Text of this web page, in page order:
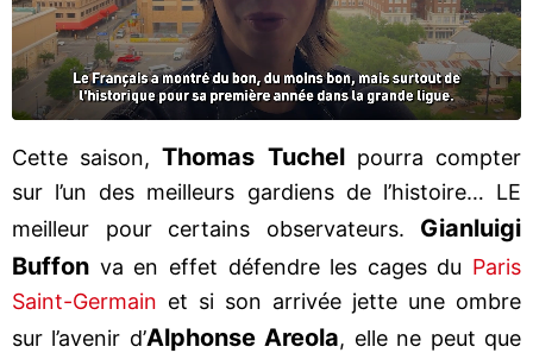
Cette saison,Thomas Tuchelpourra compter
sur l’un des meilleurs gardiens de l’histoire… LE
meilleur pour certains observateurs. Gianluigi
Buffon va en effet défendre les cages du Paris
Saint-Germain et si son arrivée jette une ombre
sur l’avenir d’Alphonse Areola, elle ne peut que